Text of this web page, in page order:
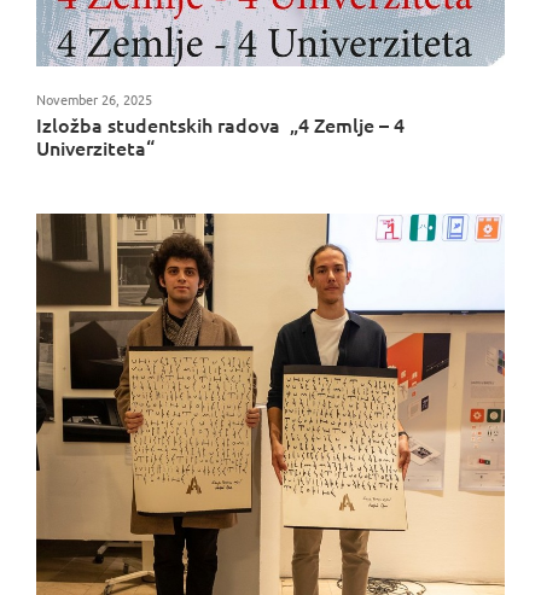
Izložba studentskih radova „4 Zemlje – 4
Univerziteta“
November 26, 2025